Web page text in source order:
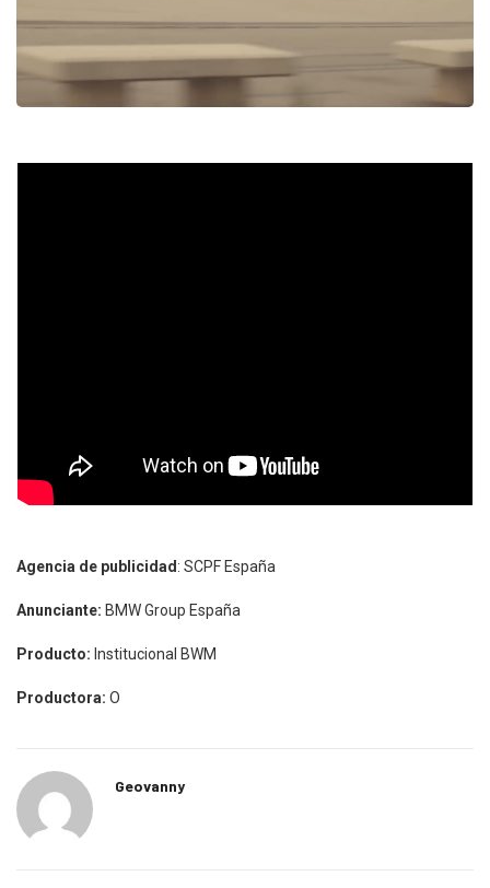
Agencia de publicidad : SCPF España
Anunciante: BMW Group España
Producto: Institucional BWM
Productora: O
Geovanny